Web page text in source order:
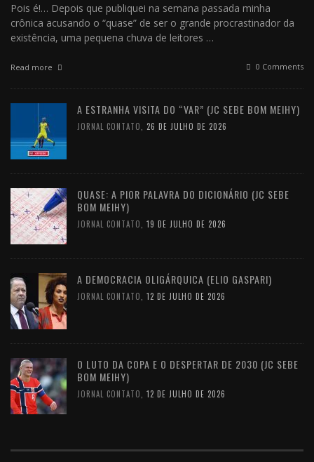
Pois é!… Depois que publiquei na semana passada minha
crônica acusando o “quase” de ser o grande procrastinador da
existência, uma pequena chuva de leitores …
Read more 0 Comments
A ESTRANHA VISITA DO “VAR” (JC SEBE BOM MEIHY)
JORNAL CONTATO 26 DE JULHO DE 2026
QUASE: A PIOR PALAVRA DO DICIONÁRIO (JC SEBE
BOM MEIHY)
JORNAL CONTATO 19 DE JULHO DE 2026
A DEMOCRACIA OLIGÁRQUICA (ELIO GASPARI)
JORNAL CONTATO 12 DE JULHO DE 2026
O LUTO DA COPA E O DESPERTAR DE 2030 (JC SEBE
BOM MEIHY)
JORNAL CONTATO 12 DE JULHO DE 2026